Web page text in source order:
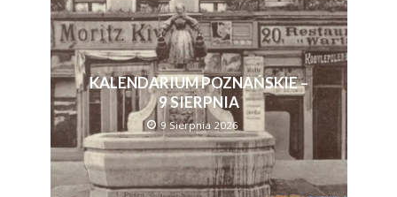
KALENDARIUM POZNAŃSKIE –
9 SIERPNIA
9 Sierpnia 2026